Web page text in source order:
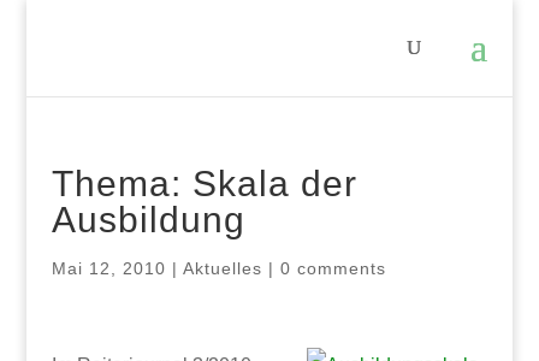
Thema: Skala der
Ausbildung
Mai 12, 2010 | Aktuelles | 0 comments